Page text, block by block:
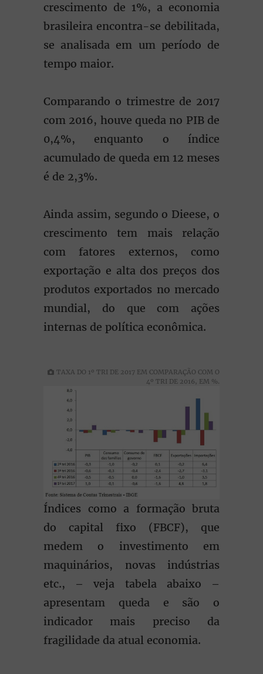
crescimento de 1%, a economia
brasileira encontra-se debilitada,
se analisada em um período de
tempo maior.
Comparando o trimestre de 2017
com 2016, houve queda no PIB de
0,4%, enquanto o índice
acumulado de queda em 12 meses
é de 2,3%.
Ainda assim, segundo o Dieese, o
crescimento tem mais relação
com fatores externos, como
exportação e alta dos preços dos
produtos exportados no mercado
mundial, do que com ações
internas de política econômica.
TAXA DO 1º TRI DE 2017 EM COMPARAÇÃO COM O
4º TRI DE 2016, EM %.
Índices como a formação bruta
do capital fixo (FBCF), que
medem o investimento em
maquinários, novas indústrias
etc., – veja tabela abaixo –
apresentam queda e são o
indicador mais preciso da
fragilidade da atual economia.